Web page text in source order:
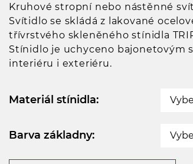
Kruhové stropní nebo nástěnné
Svítidlo se skládá z lakované
třívrstvého skleněného stínidla
Stínidlo je uchyceno bajonetovým
interiéru i exteriéru.
Materiál stínidla:
Barva základny: